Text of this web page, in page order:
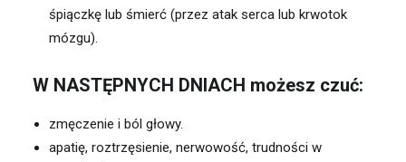
śpiączkę lub śmierć (przez atak serca lub krwotok
mózgu).
W NASTĘPNYCH DNIACH możesz czuć:
zmęczenie i ból głowy.
apatię, roztrzęsienie, nerwowość, trudności w